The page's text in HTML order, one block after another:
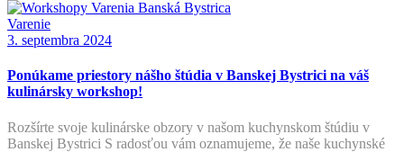
Varenie
3. septembra 2024
Ponúkame priestory nášho štúdia v Banskej Bystrici na váš
kulinársky workshop!
Rozšírte svoje kulinárske obzory v našom kuchynskom štúdiu v
Banskej Bystrici S radosťou vám oznamujeme, že naše kuchynské